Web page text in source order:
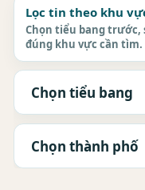
Lọc tin theo khu
Chọn tiểu bang trước,
đúng khu vực cần tìm.